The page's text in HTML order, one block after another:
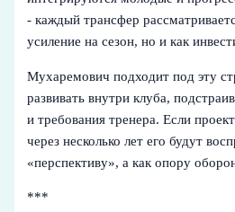
- каждый трансфер
усиление на сезон, но и как
Мухаремович подходит под эту
развивать внутри клуба,
и требования тренера. Если
через несколько лет его будут
«перспективу», а как опору
***